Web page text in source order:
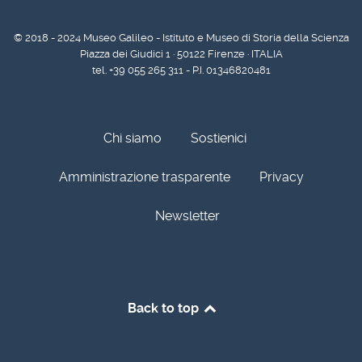
© 2018 - 2024 Museo Galileo - Istituto e Museo di Storia della Scienza
Piazza dei Giudici 1 · 50122 Firenze · ITALIA
tel. +39 055 265 311 - P.I. 01346820481
Chi siamo Sostienici
Amministrazione trasparente Privacy
Newsletter
Back to top